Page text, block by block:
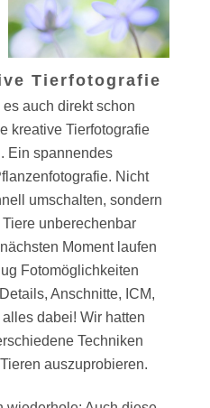
Tierfotografie
auch direkt schon
kreative Tierfotografie
Ein spannendes
Nicht
umschalten, sondern
unberechenbar
Moment laufen
Fotomöglichkeiten
Anschnitte, ICM,
dabei! Wir hatten
Techniken
auszuprobieren.